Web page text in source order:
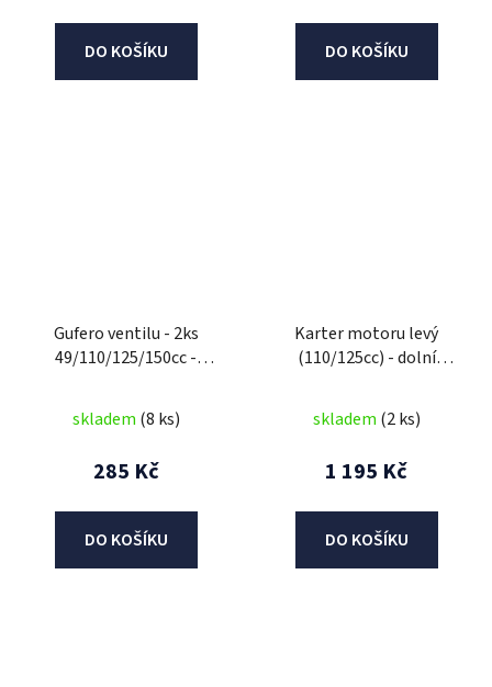
DO KOŠÍKU DO KOŠÍKU
Gufero ventilu - 2ks
49/110/125/150cc -
skladem (8 ks)
285 Kč
DO KOŠÍKU
Karter motoru levý
(110/125cc) - dolní
skladem (2 ks)
1 195 Kč
DO KOŠÍKU